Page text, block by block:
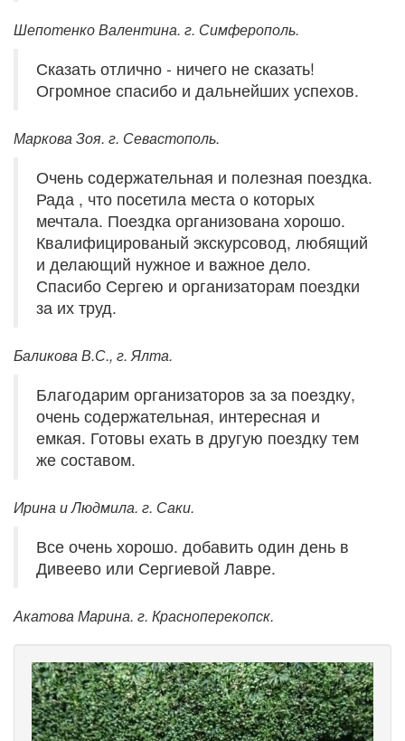
Шепотенко Валентина. г. Симферополь.
Сказать отлично - ничего не сказать!
Огромное спасибо и дальнейших успехов.
Маркова Зоя. г. Севастополь.
Очень содержательная и полезная поездка.
Рада , что посетила места о которых
мечтала. Поездка организована хорошо.
Квалифицированый экскурсовод, любящий
и делающий нужное и важное дело.
Спасибо Сергею и организаторам поездки
за их труд.
Баликова В.С., г. Ялта.
Благодарим организаторов за за поездку,
очень содержательная, интересная и
емкая. Готовы ехать в другую поездку тем
же составом.
Ирина и Людмила. г. Саки.
Все очень хорошо. добавить один день в
Дивеево или Сергиевой Лавре.
Акатова Марина. г. Красноперекопск.